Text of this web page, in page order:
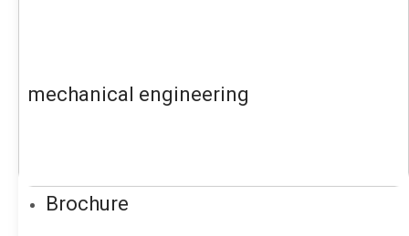
mechanical engineering
Brochure